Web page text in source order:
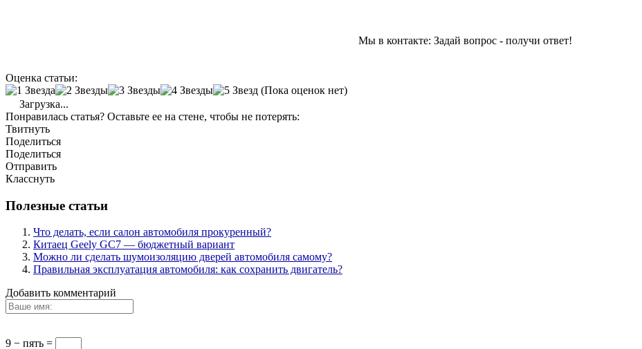
Мы в контакте: Задай вопрос - получи ответ!
Оценка статьи:
(Пока оценок нет)
Загрузка...
Понравилась статья? Оставьте ее на стене, чтобы не потерять:
Твитнуть
Поделиться
Поделиться
Отправить
Класснуть
Полезные статьи
Что делать, если салон автомобиля прокуренный?
Китаец Geely GC7 — бюджетный вариант
Можно ли сделать шумоизоляцию дверей автомобиля самому?
Правильная эксплуатация автомобиля: как сохранить двигатель?
Добавить комментарий
9 − пять =